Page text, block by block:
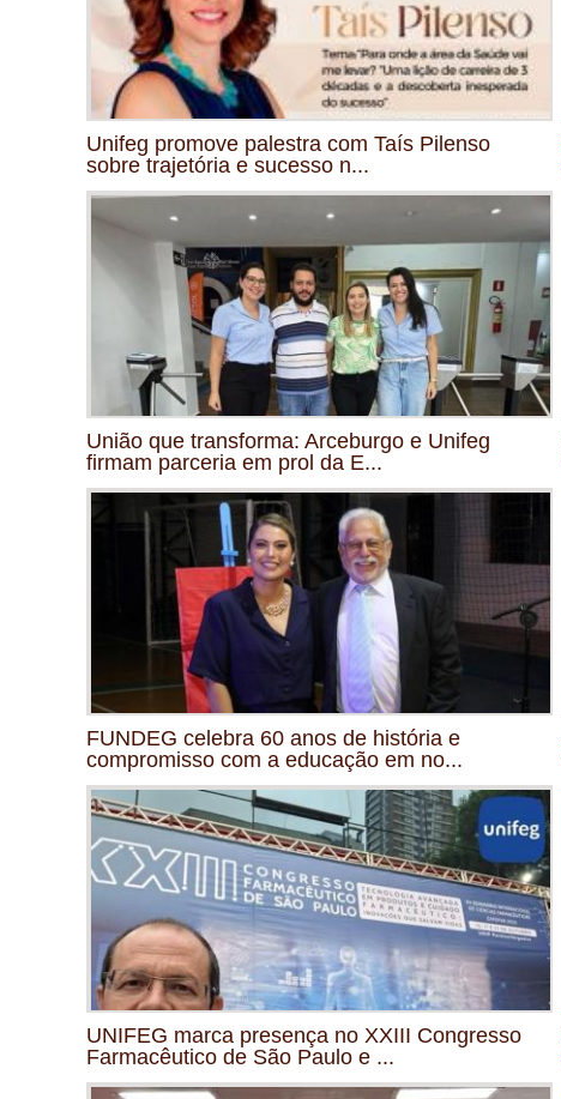
Unifeg promove palestra com Taís Pilenso
sobre trajetória e sucesso n...
União que transforma: Arceburgo e Unifeg
firmam parceria em prol da E...
FUNDEG celebra 60 anos de história e
compromisso com a educação em no...
UNIFEG marca presença no XXIII Congresso
Farmacêutico de São Paulo e ...